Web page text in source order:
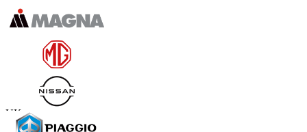
Contactez-nous
+1 833 909 2966 ( Numéro sans frais )
UK+44 808 502 0280 (Numéro sans frais )
APAC+91 744 740 1245